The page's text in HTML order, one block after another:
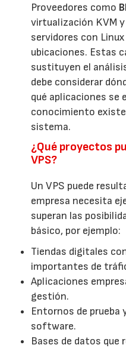
Proveedores como
virtualización KVM
servidores con
ubicaciones. Estas
sustituyen el
debe considerar
qué aplicaciones se
conocimiento
sistema.
¿Qué proyectos
VPS?
Un VPS puede
empresa necesita
superan las
básico, por ejemplo:
Tiendas digitales
importantes de
Aplicaciones
gestión.
Entornos de prueba
software.
Bases de datos que